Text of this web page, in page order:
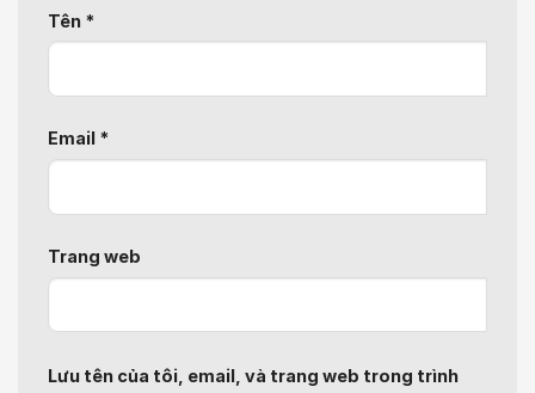
Tên *
Email *
Trang web
Lưu tên của tôi, email, và trang web trong trình